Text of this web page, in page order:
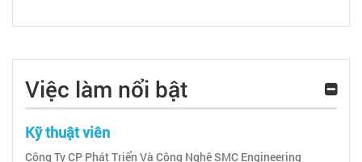
Việc làm nổi bật
Kỹ thuật viên
Công Ty CP Phát Triển Và Công Nghệ SMC Engineering